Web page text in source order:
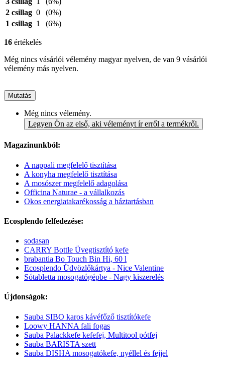
2 csillag 0
(0%)
1 csillag 1 (6%)
16 értékelés
Még nincs vásárlói vélemény magyar nyelven, de van 9 vásárlói
vélemény más nyelven.
Mutatás
Még nincs vélemény.
Legyen Ön az első, aki véleményt ír erről a termékről.
Magazinunkból:
A nappali megfelelő tisztítása
A konyha megfelelő tisztítása
A mosószer megfelelő adagolása
Officina Naturae - a vállalkozás
Okos energiatakarékosság a háztartásban
Ecosplendo felfedezése:
sodasan
CARRY Bottle Üvegtisztító kefe
brabantia Bo Touch Bin Hi, 60 l
Ecosplendo Üdvözlőkártya - Nice Valentine
Sótabletta mosogatógépbe - Nagy kiszerelés
Újdonságok:
Sauba SIBO karos kávéfőző tisztítókefe
Loowy HANNA fali fogas
Sauba Palackkefe kefefej, Multitool pótfej
Sauba BARISTA szett
Sauba DISHA mosogatókefe, nyéllel és fejjel